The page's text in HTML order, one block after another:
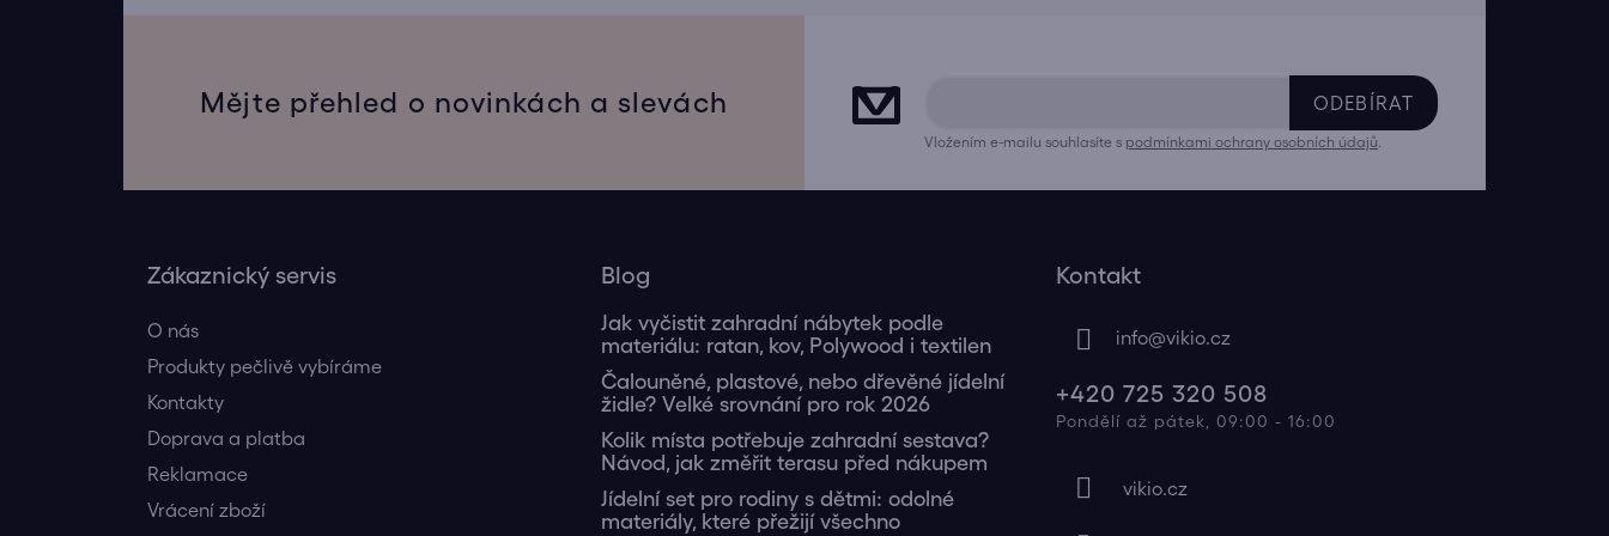
Mějte přehled o novinkách a slevách ODEBÍRAT
Vložením e-mailu souhlasíte s podmínkami ochrany osobních údajů
Zákaznický servis
O nás
Produkty pečlivě vybíráme
Kontakty
Doprava a platba
Reklamace
Vrácení zboží
Blog
Jak vyčistit zahradní nábytek podle
materiálu: ratan, kov, Polywood i textilen
Čalouněné, plastové, nebo dřevěné jídelní
židle? Velké srovnání pro rok 2026
Kolik místa potřebuje zahradní sestava?
Návod, jak změřit terasu před nákupem
Jídelní set pro rodiny s dětmi: odolné
materiály, které přežijí všechno
Kontakt
info@vikio.cz
+420 725 320 508